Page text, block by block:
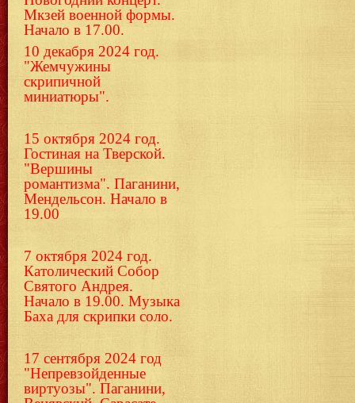
Мкзей военной формы.
Начало в 17.00.
10 декабря 2024 год.
"Жемчужины
скрипичной
миниатюры".
15 октября 2024 год.
Гостиная на Тверской.
"Вершины
романтизма". Паганини,
Мендельсон. Начало в
19.00
7 октября 2024 год.
Католический Собор
Святого Андрея.
Начало в 19.00. Музыка
Баха для скрипки соло.
17 сентября 2024 год
"Непревзойденные
виртуозы". Паганини,